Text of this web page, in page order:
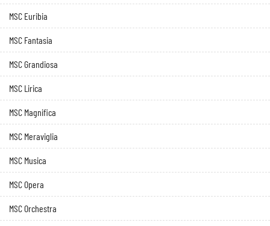
MSC Euribia
MSC Fantasia
MSC Grandiosa
MSC Lirica
MSC Magnifica
MSC Meraviglia
MSC Musica
MSC Opera
MSC Orchestra